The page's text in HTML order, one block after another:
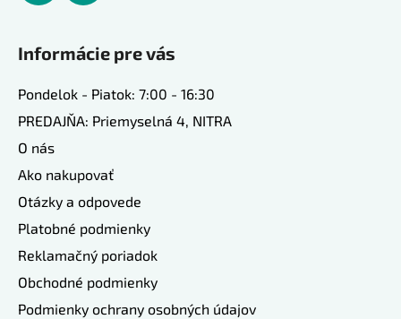
Informácie pre vás
Pondelok - Piatok: 7:00 - 16:30
PREDAJŇA: Priemyselná 4, NITRA
O nás
Ako nakupovať
Otázky a odpovede
Platobné podmienky
Reklamačný poriadok
Obchodné podmienky
Podmienky ochrany osobných údajov